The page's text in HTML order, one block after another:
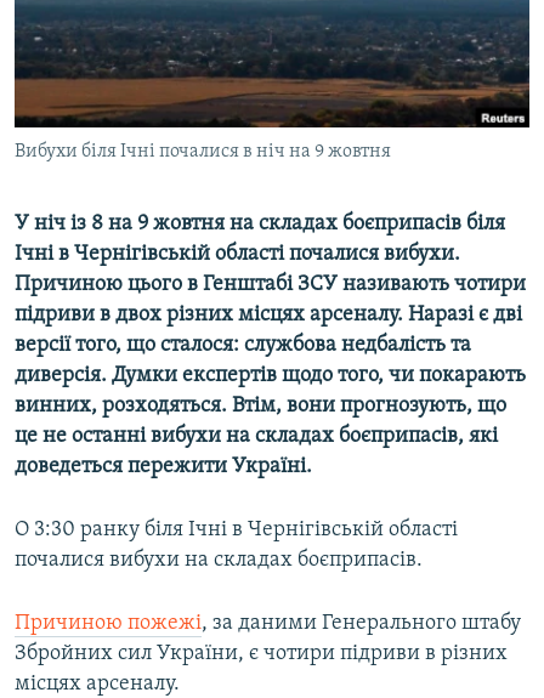
ВІДЕОУРОКИ «ELIFBE»
СВІДЧЕННЯ ОКУПАЦІЇ
УКРАЇНСЬКА ПРОБЛЕМА КРИМУ
ІНФОГРАФІКА
Русский
Qırımtatar
ДОЛУЧАЙСЯ!
Усі сайти RFE/RL
Вибухи біля Ічні почалися в ніч на 9 жовтня
У ніч із 8 на 9 жовтня на складах боєприпасів біля
Ічні в Чернігівській області почалися вибухи.
Причиною цього в Генштабі ЗСУ називають чотири
підриви в двох різних місцях арсеналу. Наразі є дві
версії того, що сталося: службова недбалість та
диверсія. Думки експертів щодо того, чи покарають
винних, розходяться. Втім, вони прогнозують, що
це не останні вибухи на складах боєприпасів, які
доведеться пережити Україні.
О 3:30 ранку біля Ічні в Чернігівській області
почалися вибухи на складах боєприпасів.
Причиною пожежі, за даними Генерального штабу
Збройних сил України, є чотири підриви в різних
місцях арсеналу.